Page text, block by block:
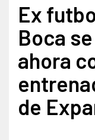
Ex
Boca
ahora
de